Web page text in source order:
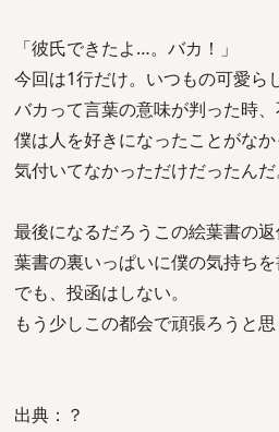
「彼氏できたよ…。バカ！」
今回は1行だけ。いつもの可愛ら
バカって言葉の意味が判った時、
僕は人を好きになったことがなか
気付いてなかっただけだったんだ
最後になるだろうこの絵葉書の返
葉書の裏いっぱいに僕の気持ちを
でも、投函はしない。
もう少しこの都会で頑張ろうと思
出典：？